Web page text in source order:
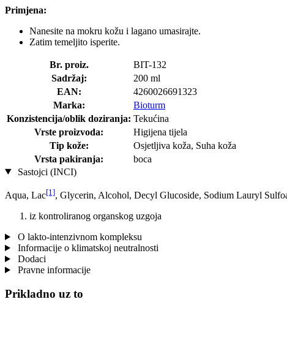
Primjena:
Nanesite na mokru kožu i lagano umasirajte.
Zatim temeljito isperite.
Br. proiz.
BIT-132
Sadržaj:
200 ml
EAN:
4260026691323
Marka:
Bioturm
Konzistencija/oblik doziranja: Tekućina
Vrste proizvoda:
Higijena tijela
Tip kože:
Osjetljiva koža, Suha koža
Vrsta pakiranja:
boca
Sastojci (INCI)
Aqua, Lac[1], Glycerin, Alcohol, Decyl Glucoside, Sodium Lauryl
iz kontroliranog organskog uzgoja
O lakto-intenzivnom kompleksu
Informacije o klimatskoj neutralnosti
Dodaci
Pravne informacije
Prikladno uz to